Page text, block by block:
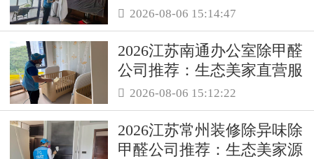
母婴级治理服务！
 2026-08-06 15:14:47
2026江苏南通办公室除甲醛
公司推荐：生态美家直营服
务保障职场空气品质
 2026-08-06 15:12:22
2026江苏常州装修除异味除
甲醛公司推荐：生态美家源